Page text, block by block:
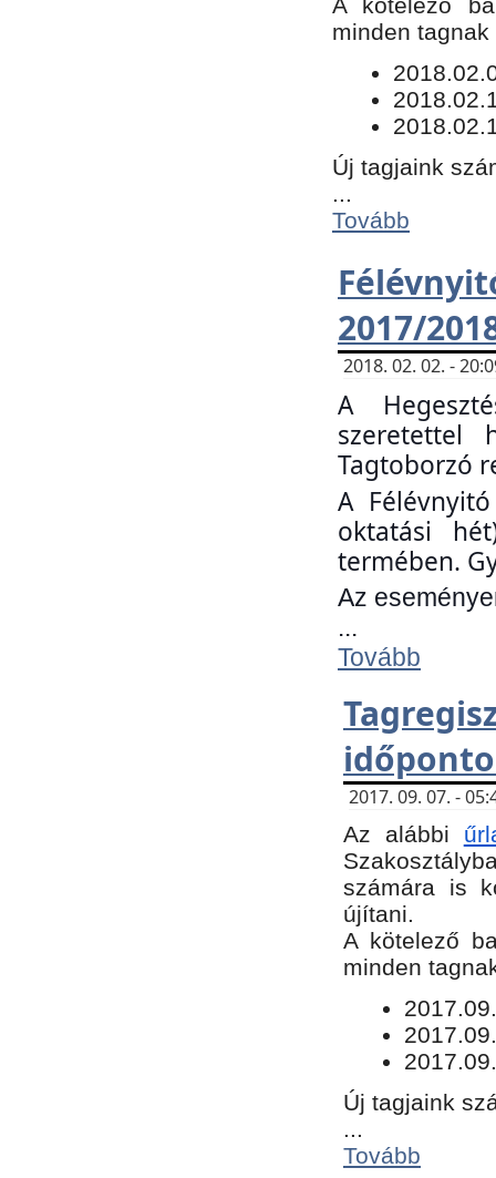
minden
Új tagjaink
Tovább
2017/
2018. 02. 02. -
A
szeretettel
Tagtoborzó
A
oktatási
termében.
Az
...
Tovább
2017. 09. 07. -
Az alábbi
számára is
újítani.
​A kötelező
minden
Új tagjaink
Tovább